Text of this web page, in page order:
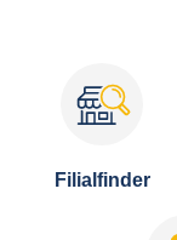
Filialfinder